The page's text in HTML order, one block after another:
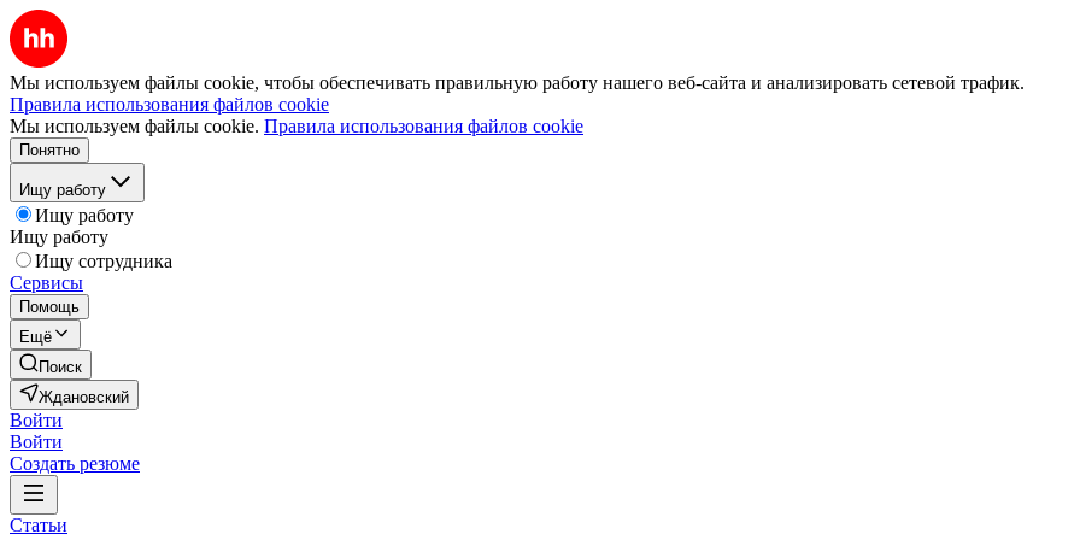
Мы используем файлы cookie, чтобы обеспечивать правильную работу нашего веб-сайта и анализировать сетевой трафик.
Правила использования файлов cookie
Мы используем файлы cookie. Правила использования файлов cookie
Понятно
Ищу работу
Ищу работу
Ищу работу
Ищу сотрудника
Сервисы
Помощь
Ещё
Поиск
Ждановский
Войти
Войти
Создать резюме
Статьи